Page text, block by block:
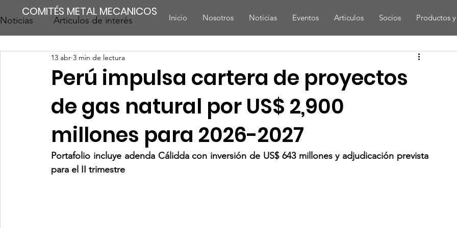
COMITÉS METAL MECANICOS Inicio Nosotros Noticias Eventos Articulos Socios Productos
Noticias Articulos de interés
Perú impulsa cartera de proyectos
de gas natural por US$ 2,900
millones para 2026-2027
13 abr 3 min de lectura
Portafolio incluye adenda Cálidda con inversión de US$ 643 millones y adjudicación prevista
para el II trimestre